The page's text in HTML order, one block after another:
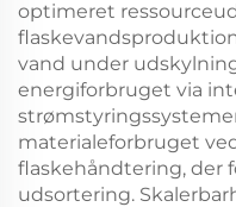
optimeret
vand under
energiforbruget via
materialeforbruget
flaskehåndtering, der
udsortering.